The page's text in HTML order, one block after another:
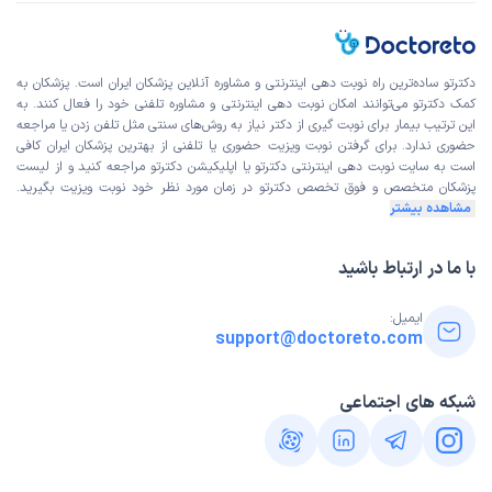
زمان انتظار:15-45 دقیقه
خوب و تمیز
علت مراجعه: درمان عفونت‌های دستگاه تناسلی زنان
کاربر دکترتو
نوبت مطب از دکترتو
زمان انتظار:15-45 دقیقه
رفتار دکتر و منشی عالی بود. مطب یکم کوچیکه چون مراجعه
کننده خانم دکتر خیلی زیادن
کاربر دکترتو
دکترتو ساده‌ترین راه نوبت‌ دهی اینترنتی و مشاوره آنلاین پزشکان ایران است. پزشکان به
کمک دکترتو می‌توانند امکان نوبت دهی اینترنتی و مشاوره تلفنی خود را فعال کنند. به
این ترتیب بیمار برای نوبت گیری از دکتر نیاز به روش‌های سنتی مثل تلفن زدن یا مراجعه
حضوری ندارد. برای گرفتن نوبت ویزیت حضوری یا تلفنی از بهترین پزشکان ایران کافی
است به سایت نوبت دهی اینترنتی دکترتو یا اپلیکیشن دکترتو مراجعه کنید و از لیست
پزشکان متخصص و فوق تخصص دکترتو در زمان مورد نظر خود نوبت ویزیت بگیرید.
مشاهده بیشتر
با ما در ارتباط باشید
ایمیل:
support@doctoreto.com
شبکه های اجتماعی